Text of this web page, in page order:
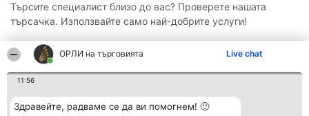
ОРЛИ на търговията Live chat
11:56
Здравейте, радваме се да ви помогнем! 🙂
Търсите специалист близо до вас? Проверете нашата
търсачка. Използвайте само най-добрите услуги!